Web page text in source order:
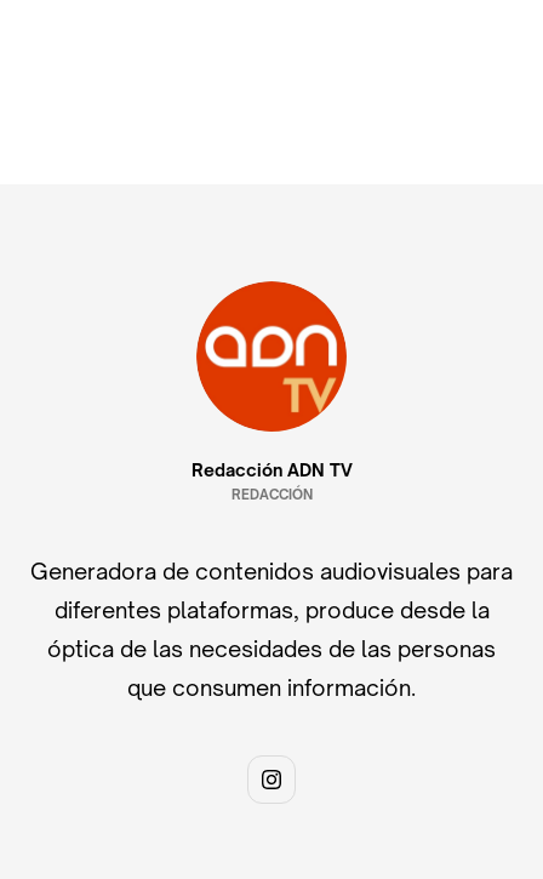
Redacción ADN TV
REDACCIÓN
Generadora de contenidos audiovisuales para
diferentes plataformas, produce desde la
óptica de las necesidades de las personas
que consumen información.